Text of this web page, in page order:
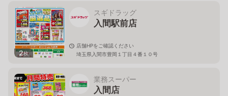
2枚
スギドラッグ
入間駅前店
店舗HPをご確認ください
埼玉県入間市豊岡１丁目４番１０号
業務スーパー
入間店